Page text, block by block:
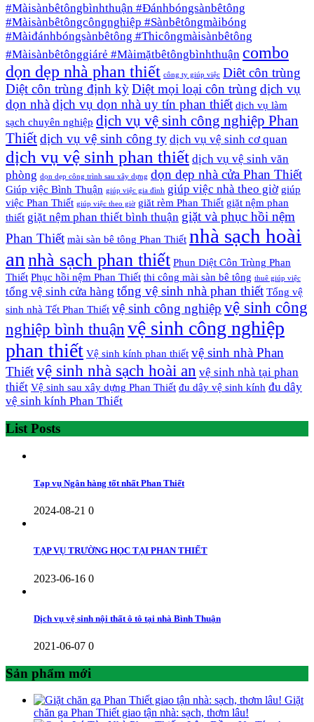
#Màisànbêtôngbìnhthuận #Đánhbóngsànbêtông
#Màisànbêtôngcôngnghiệp #Sànbêtôngmàibóng
#Màiđánhbóngsànbêtông #Thicôngmàisànbêtông
#Màisànbêtônggiárẻ #Màimặtbêtôngbìnhthuận combo
dọn dẹp nhà phan thiết công ty giúp việc Diêt côn trùng
Diệt côn trùng định kỳDiệt mọi loại côn trùng dịch vụ
dọn nhàdịch vụ dọn nhà uy tín phan thiết dịch vụ làm
sạch chuyên nghiệp dịch vụ vệ sinh công nghiệp Phan
Thiếtdịch vụ vệ sinh công ty dịch vụ vệ sinh cơ quan
dịch vụ vệ sinh phan thiết dịch vụ vệ sinh văn
phòng dọn dẹp công trình sau xây dựng dọn dẹp nhà cửa Phan Thiết
Giúp việc Bình Thuận giúp việc gia đình giúp việc nhà theo giờ giúp
việc Phan Thiết giúp việc theo giờ giăt rèm Phan Thiết giặt nệm phan
thiết giặt nệm phan thiết bình thuận giặt và phục hồi nệm
Phan Thiết mài sàn bê tông Phan Thiết nhà sạch hoài
an nhà sạch phan thiết Phun Diệt Côn Trùng Phan
Thiết Phục hồi nệm Phan Thiết thi công mài sàn bê tông thuê giúp việc
tổng vệ sinh cửa hàng tổng vệ sinh nhà phan thiết Tổng vệ
sinh nhà Tết Phan Thiết vệ sinh công nghiệp vệ sinh công
nghiệp bình thuận vệ sinh công nghiệp
phan thiết Vệ sinh kính phan thiết vệ sinh nhà Phan
Thiếtvệ sinh nhà sạch hoài an vệ sinh nhà tại phan
thiết Vệ sinh sau xây dựng Phan Thiết đu dây vệ sinh kính đu dây
vệ sinh kính Phan Thiết
List Posts
Tạp vụ Ngân hàng tốt nhất Phan Thiết
2024-08-21 0
TẠP VỤ TRƯỜNG HỌC TẠI PHAN THIẾT
2023-06-16 0
Dịch vụ vệ sinh nội thất ô tô tại nhà Bình Thuận
2021-06-07 0
Sản phẩm mới
Giặt
chăn ga Phan Thiết giao tận nhà: sạch, thơm lâu!